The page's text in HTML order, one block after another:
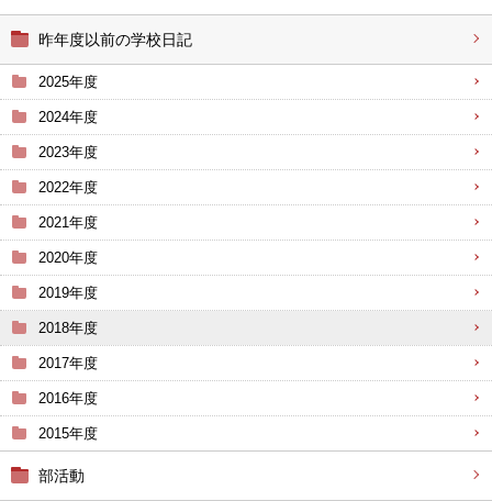
昨年度以前の学校日記
2025年度
2024年度
2023年度
2022年度
2021年度
2020年度
2019年度
2018年度
2017年度
2016年度
2015年度
部活動